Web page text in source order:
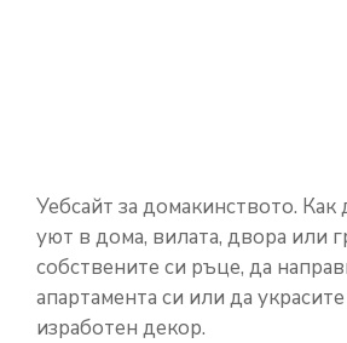
Уебсайт за домакинството. Как
уют в дома, вилата, двора или
собствените си ръце, да
апартамента си или да
изработен декор.